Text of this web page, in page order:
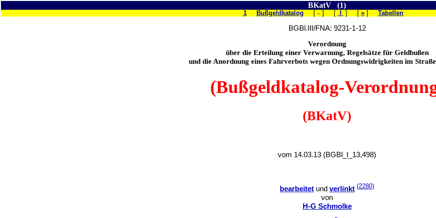
BKatV (1)
1 Bußgeldkatalog [ –] [ ] [ »] Tabellen
BGBl.III/FNA: 9231-1-12
Verordnung
über die Erteilung einer Verwarnung, Regelsätze für Geldbußen
und die Anordnung eines Fahrverbots wegen Ordnungswidrigkeiten im
(Bußgeldkatalog-
(BKatV)
vom 14.03.13 (BGBl_I_13,498)
bearbeitet und verlinkt (2280)
von
H-G Schmolke